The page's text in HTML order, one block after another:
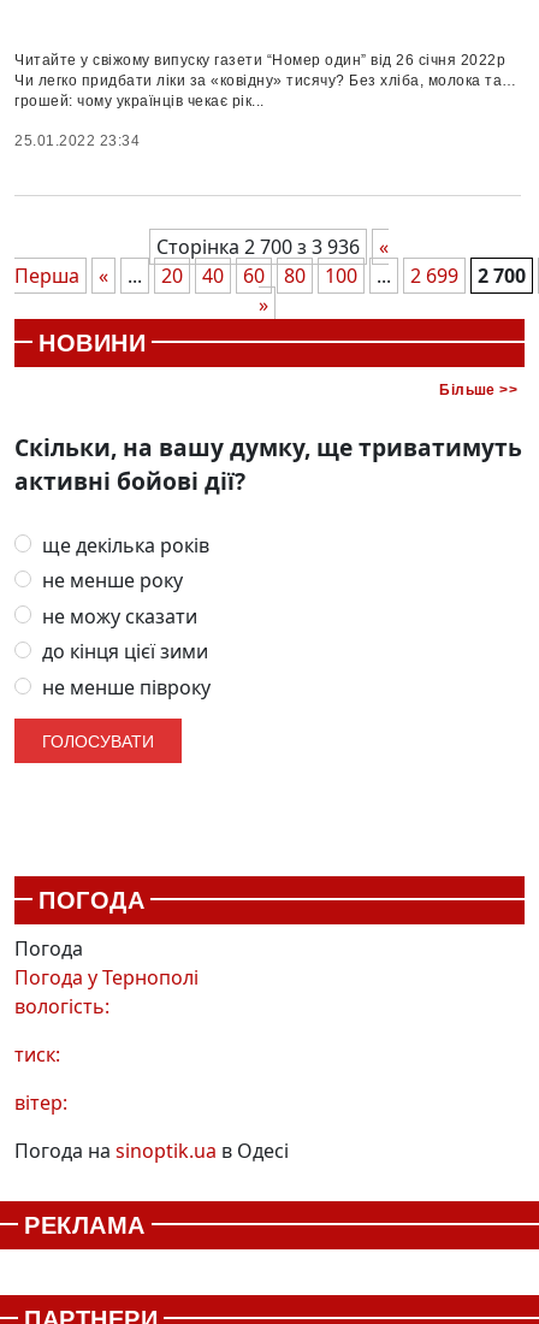
Читайте у свіжому випуску газети “Номер один” від 26 січня 2022р
Чи легко придбати ліки за «ковідну» тисячу? Без хліба, молока та…
грошей: чому українців чекає рік...
25.01.2022 23:34
Сторінка 2 700 з 3 936
«
Перша
« ... 20 40 60 80 100 ... 2 699
2 700
»
НОВИНИ
Більше >>
Скільки, на вашу думку, ще триватимуть
активні бойові дії?
ще декілька років
не менше року
не можу сказати
до кінця цієї зими
не менше півроку
ПОГОДА
Погода
Погода уТернополі
вологість:
тиск:
вітер:
Погода на sinoptik.ua в Одесі
РЕКЛАМА